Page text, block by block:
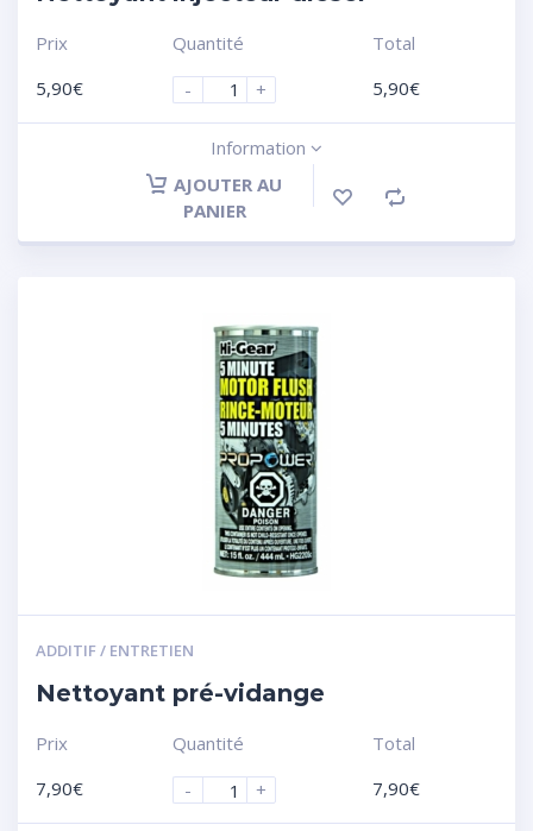
Prix
5,90€
Quantité
-
+
Total
5,90€
Information
AJOUTER AU
PANIER
ADDITIF / ENTRETIEN
Nettoyant pré-vidange
Prix
7,90€
Quantité
-
+
Total
7,90€